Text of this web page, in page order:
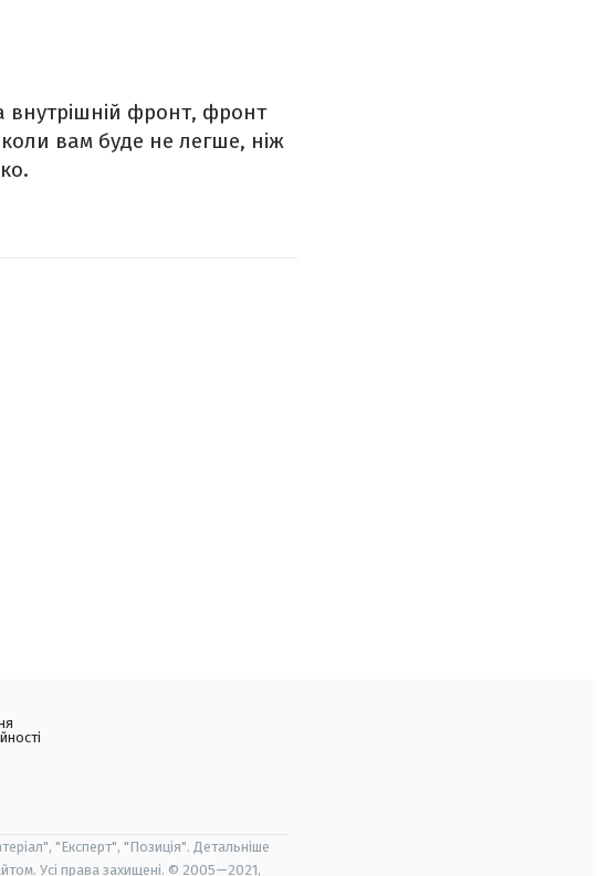
внутрішній фронт, фронт
вам буде не легше, ніж
"Експерт", "Позиція". Детальніше
Усі права захищені. © 2005—2021,